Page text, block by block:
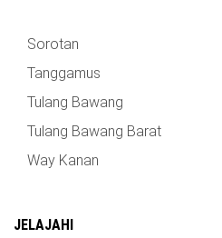
Sorotan
Tanggamus
Tulang Bawang
Tulang Bawang Barat
Way Kanan
JELAJAHI